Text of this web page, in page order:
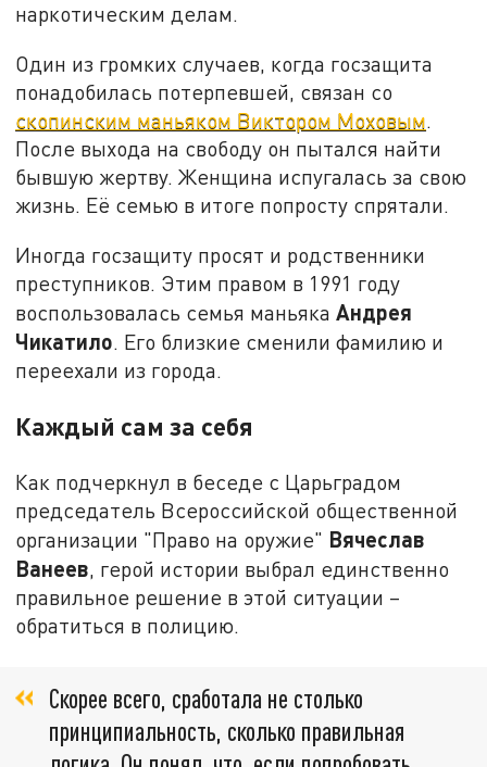
наркотическим делам.
Один из громких случаев, когда госзащита
понадобилась потерпевшей, связан со
скопинским маньяком Виктором Моховым.
После выхода на свободу он пытался найти
бывшую жертву. Женщина испугалась за свою
жизнь. Её семью в итоге попросту спрятали.
Иногда госзащиту просят и родственники
преступников. Этим правом в 1991 году
воспользовалась семья маньяка Андрея
Чикатило. Его близкие сменили фамилию и
переехали из города.
Каждый сам за себя
Как подчеркнул в беседе с Царьградом
председатель Всероссийской общественной
организации "Право на оружие" Вячеслав
Ванеев, герой истории выбрал единственно
правильное решение в этой ситуации –
обратиться в полицию.
Скорее всего, сработала не столько
принципиальность, сколько правильная